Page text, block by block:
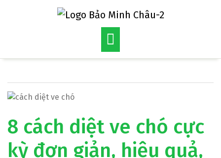
8 cách diệt ve chó cực
kỳ đơn giản, hiệu quả,